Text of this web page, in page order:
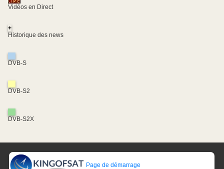
Vidéos en Direct
+
Historique des news
DVB-S
DVB-S2
DVB-S2X
Page de démarrage